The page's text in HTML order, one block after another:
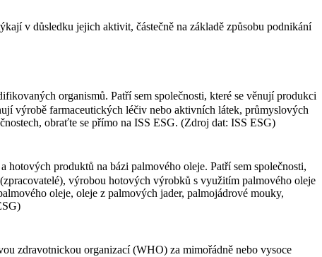
v důsledku jejich aktivit, částečně na základě způsobu podnikání
organismů. Patří sem společnosti, které se věnují produkci
výrobě farmaceutických léčiv nebo aktivních látek, průmyslových
obraťte se přímo na ISS ESG. (Zdroj dat: ISS ESG)
produktů na bázi palmového oleje. Patří sem společnosti,
výrobou hotových výrobků s využitím palmového oleje
oleje, oleje z palmových jader, palmojádrové mouky,
zdravotnickou organizací (WHO) za mimořádně nebo vysoce